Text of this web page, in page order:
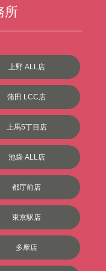
所
上野 ALL店
蒲田 LCC店
上馬5丁目店
池袋 ALL店
都庁前店
東京駅店
多摩店